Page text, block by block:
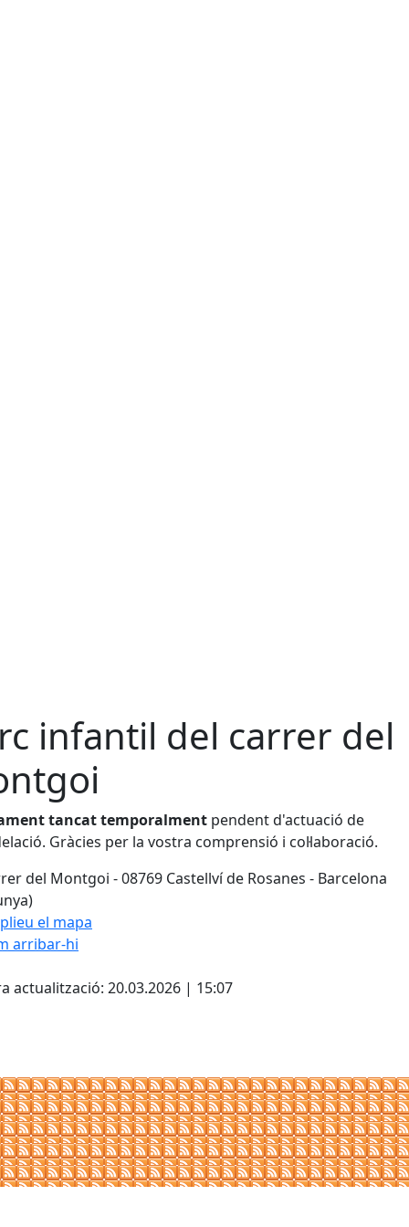
infantil del carrer del
tancat temporalment pendent d'actuació de
Gràcies per la vostra comprensió i col·laboració.
del Montgoi - 08769 Castellví de Rosanes - Barcelona
el mapa
arribar-hi
actualització: 20.03.2026 | 15:07